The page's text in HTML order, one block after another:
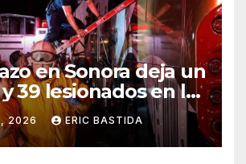
en Sonora deja un
39 lesionados en la
Obregón-Empalme
2026 ERIC BASTIDA